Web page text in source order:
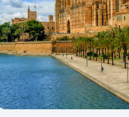
voor het correct invullen,
van de juiste documenten.